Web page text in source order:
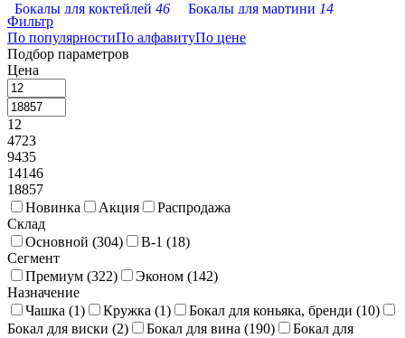
Бокалы для коктейлей 46 Бокалы для мартини 14
Бокалы для пива 51 Бокалы для шампанского
Кувшины и графины
Стопки и рюмки
Фильтр
По популярностиПо алфавитуПо цене
Подбор параметров
Цена
12
4723
9435
14146
18857
Новинка
Акция
Распродажа
Склад
Основной (304) В-1 (18)
Сегмент
Премиум (322) Эконом (142)
Назначение
Чашка (1) Кружка (1) Бокал для коньяка, бренди (10)
Бокал для виски (2) Бокал для вина (190)
Бокал для